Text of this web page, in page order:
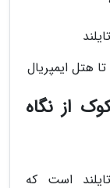
هتل ایمپریال
از نگاه
است که